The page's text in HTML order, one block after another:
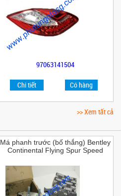
97063141504
Chi tiết Có hàng
>> Xem tất cả
Má phanh trước (bố thắng) Bentley
Continental Flying Spur Speed